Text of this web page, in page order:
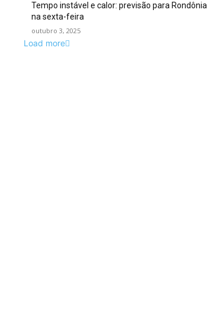
Tempo instável e calor: previsão para Rondônia
na sexta-feira
outubro 3, 2025
Load more